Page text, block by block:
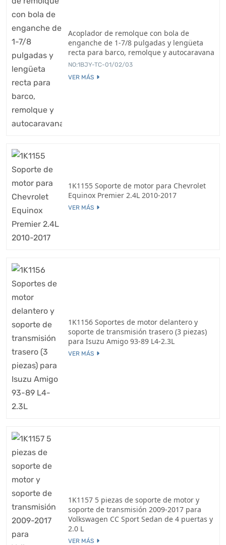
Acoplador de remolque con bola de
enganche de 1-7/8 pulgadas y lengüeta
recta para barco, remolque y autocaravana
NO:1BJY-TC-01/02/03
VER MÁS
1K1155 Soporte de motor para Chevrolet
Equinox Premier 2.4L 2010-2017
VER MÁS
1K1156 Soportes de motor delantero y
soporte de transmisión trasero (3 piezas)
para Isuzu Amigo 93-89 L4-2.3L
VER MÁS
1K1157 5 piezas de soporte de motor y
soporte de transmisión 2009-2017 para
Volkswagen CC Sport Sedan de 4 puertas y
2.0 L
VER MÁS